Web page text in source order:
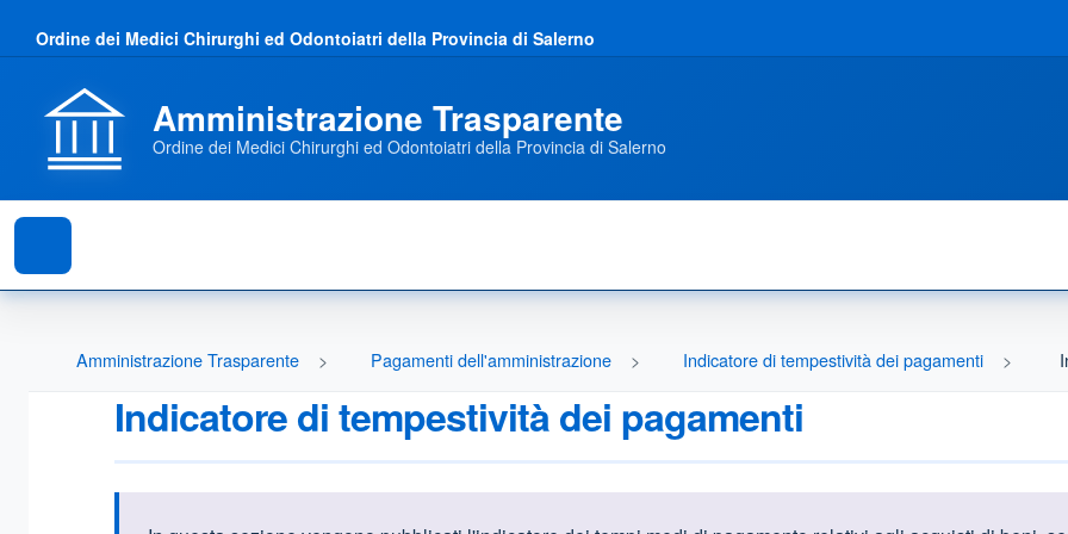
Ordine dei Medici Chirurghi ed Odontoiatri della Provincia di Salerno
Amministrazione Trasparente
Ordine dei Medici Chirurghi ed Odontoiatri della Provincia di Salerno
Amministrazione Trasparente Pagamenti dell'amministrazione Indicatore di tempestività dei pagamenti
Indicatore di tempestività dei pagamenti